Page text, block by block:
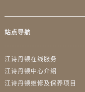
站点导航
江诗丹顿在线服务
江诗丹顿中心介绍
江诗丹顿维修及保养项目